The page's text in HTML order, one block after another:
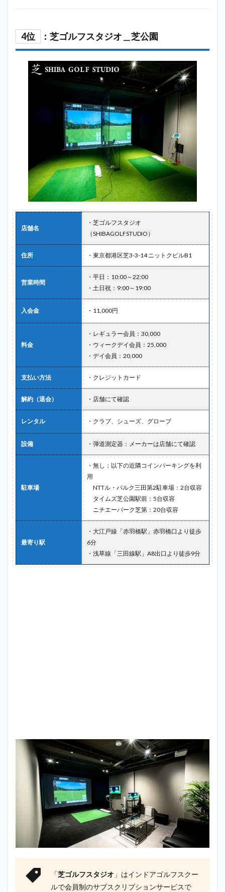
4位 ：芝ゴルフスタジオ＿芝公園
店舗名
・芝ゴルフスタジオ
（SHIBAGOLFSTUDIO）
住所 ・東京都港区芝3-3-14 ニットクビルB1
営業時間
・平日：10:00～22:00
・土日祝：9:00～19:00
入会金 ・11,000円
料金
・レギュラー会員：30,000
・ウィークデイ会員：25,000
・デイ会員：20,000
支払い方法 ・クレジットカード
解約（退会） ・店舗にて確認
レンタル ・クラブ、シューズ、グローブ
設備 ・弾道測定器：メーカーは店舗にて確認
駐車場
・無し；以下の近隣コインパーキングを利
用
NTTル・パルク三田第2駐車場：2台収容
タイムズ芝公園駅前：5台収容
ニチエーパーク芝第：20台収容
最寄り駅
・大江戸線「赤羽橋駅」赤羽橋口より徒歩
6分
・浅草線「三田線駅」A8出口より徒歩9分
「芝ゴルフスタジオ 」はインドアゴルフスクー
ルで会員制のサブスクリプションサービスで